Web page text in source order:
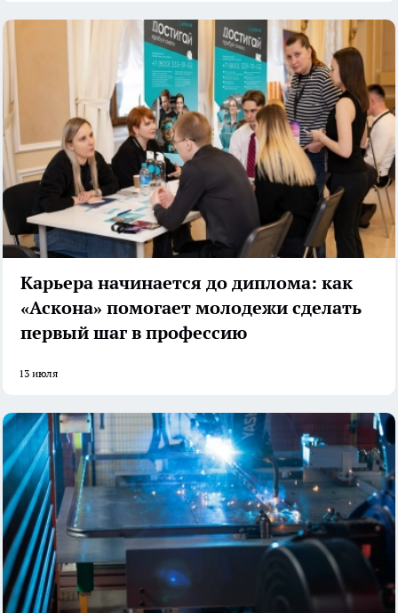
Карьера начинается до диплома: как
«Аскона» помогает молодежи сделать
первый шаг в профессию
13 июля